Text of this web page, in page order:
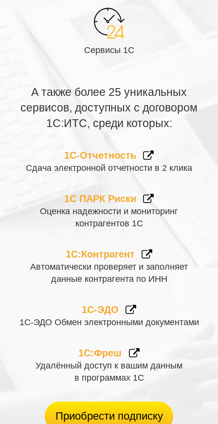
Сервисы 1С
А также более 25 уникальных
сервисов, доступных с договором
1С:ИТС, среди которых:
1С-Отчетность
Сдача электронной отчетности в 2 клика
1С ПАРК Риски
Оценка надежности и мониторинг
контрагентов 1С
1С:Контрагент
Автоматически проверяет и заполняет
данные контрагента по ИНН
1С-ЭДО
1С-ЭДО Обмен электронными документами
1С:Фреш
Удалённый доступ к вашим данным
в программах 1С
Приобрести подписку